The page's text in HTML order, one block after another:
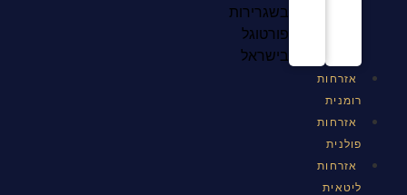
בשגרירות
פורטוגל
בישראל
אזרחות
רומנית
אזרחות
פולנית
אזרחות
ליטאית